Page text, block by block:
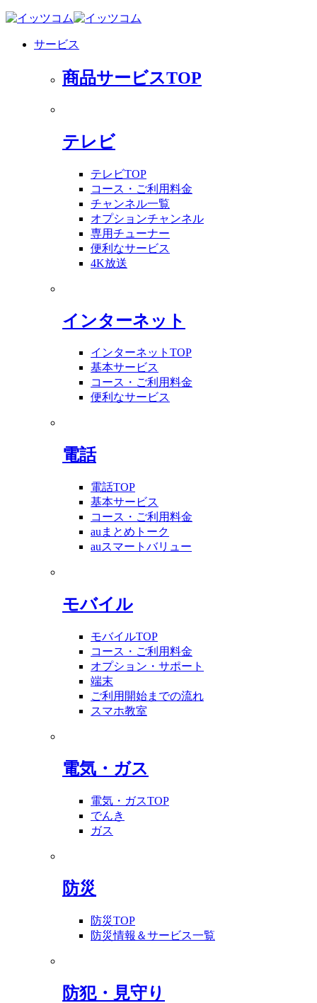
サービス
商品サービスTOP
テレビ
テレビTOP
コース・ご利用料金
チャンネル一覧
オプションチャンネル
専用チューナー
便利なサービス
4K放送
インターネット
インターネットTOP
基本サービス
コース・ご利用料金
便利なサービス
電話
電話TOP
基本サービス
コース・ご利用料金
auまとめトーク
auスマートバリュー
モバイル
モバイルTOP
コース・ご利用料金
オプション・サポート
端末
ご利用開始までの流れ
スマホ教室
電気・ガス
電気・ガスTOP
でんき
ガス
防災
防災TOP
防災情報＆サービス一覧
防犯・見守り